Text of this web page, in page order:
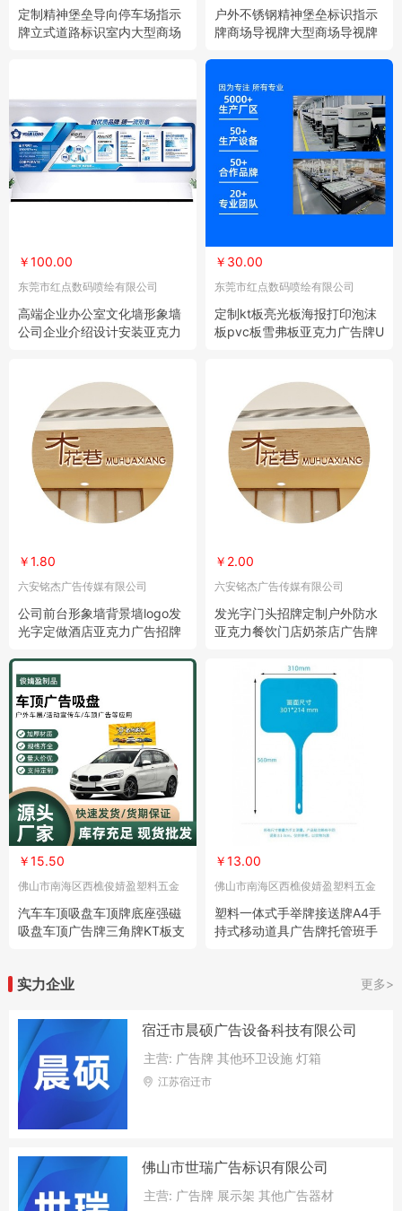
定制精神堡垒导向停车场指示
牌立式道路标识室内大型商场
户外不锈钢精神堡垒标识指示
牌商场导视牌大型商场导视牌
￥100.00
东莞市红点数码喷绘有限公司
高端企业办公室文化墙形象墙
公司企业介绍设计安装亚克力
￥30.00
东莞市红点数码喷绘有限公司
定制kt板亮光板海报打印泡沫
板pvc板雪弗板亚克力广告牌U
￥1.80
六安铭杰广告传媒有限公司
公司前台形象墙背景墙logo发
光字定做酒店亚克力广告招牌
￥2.00
六安铭杰广告传媒有限公司
发光字门头招牌定制户外防水
亚克力餐饮门店奶茶店广告牌
￥15.50
佛山市南海区西樵俊婧盈塑料五金
制品厂
汽车车顶吸盘车顶牌底座强磁
吸盘车顶广告牌三角牌KT板支
￥13.00
佛山市南海区西樵俊婧盈塑料五金
制品厂
塑料一体式手举牌接送牌A4手
持式移动道具广告牌托管班手
实力企业 更多>
宿迁市晨硕广告设备科技有限公司
主营: 广告牌 其他环卫设施 灯箱
江苏宿迁市
佛山市世瑞广告标识有限公司
主营: 广告牌 展示架 其他广告器材